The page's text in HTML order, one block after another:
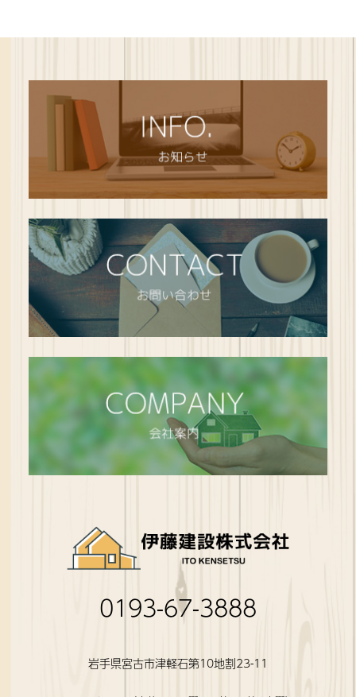
0193-67-3888
岩手県宮古市津軽石第10地割23-11